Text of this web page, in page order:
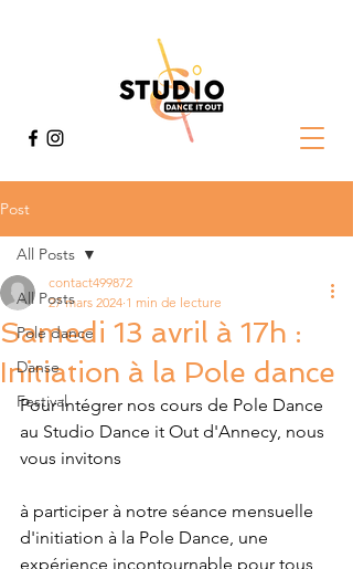
Post
All Posts
Pole dance
Danse
Festival
All Posts
Samedi 13 avril à 17h :
Initiation à la Pole dance
contact499872
27 mars 2024 1 min de lecture
Pour intégrer nos cours de Pole Dance
au Studio Dance it Out d'Annecy, nous
vous invitons
à participer à notre séance mensuelle
d'initiation à la Pole Dance, une
expérience incontournable pour tous